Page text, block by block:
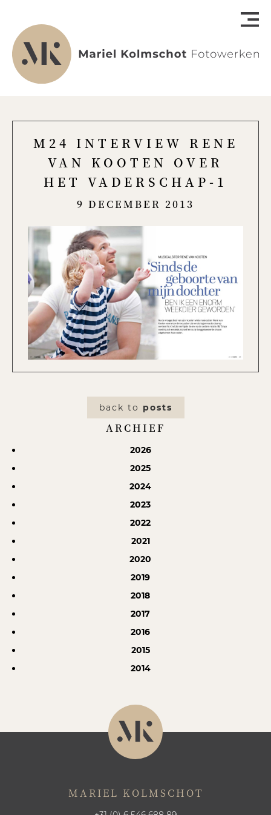
M24 INTERVIEW RENE
VAN KOOTEN OVER
HET VADERSCHAP-1
9 DECEMBER 2013
back to posts
ARCHIEF
2026
2025
2024
2023
2022
2021
2020
2019
2018
2017
2016
2015
2014
MARIEL KOLMSCHOT